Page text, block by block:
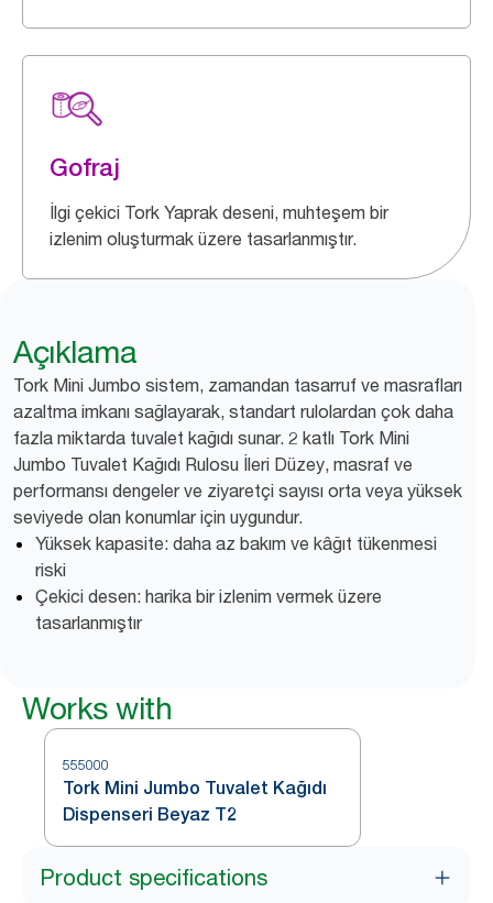
Gofraj
İlgi çekici Tork Yaprak deseni, muhteşem bir
izlenim oluşturmak üzere tasarlanmıştır.
Açıklama
Tork Mini Jumbo sistem, zamandan tasarruf ve masrafları
azaltma imkanı sağlayarak, standart rulolardan çok daha
fazla miktarda tuvalet kağıdı sunar. 2 katlı Tork Mini
Jumbo Tuvalet Kağıdı Rulosu İleri Düzey, masraf ve
performansı dengeler ve ziyaretçi sayısı orta veya yüksek
seviyede olan konumlar için uygundur.
Yüksek kapasite: daha az bakım ve kâğıt tükenmesi
riski
Çekici desen: harika bir izlenim vermek üzere
tasarlanmıştır
Works with
555000
Tork Mini Jumbo Tuvalet Kağıdı
Dispenseri Beyaz T2
Product specifications